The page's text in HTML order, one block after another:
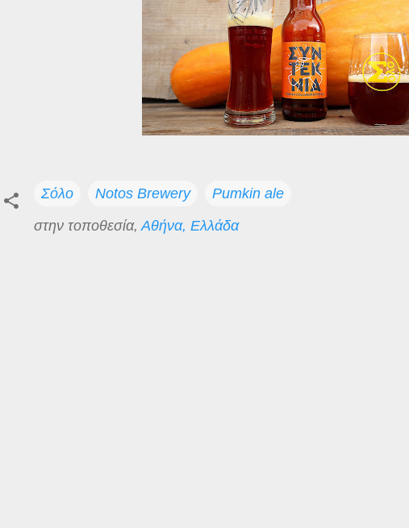
Σόλο Notos Brewery
Pumkin ale
στην τοποθεσία,Αθήνα, Ελλάδα